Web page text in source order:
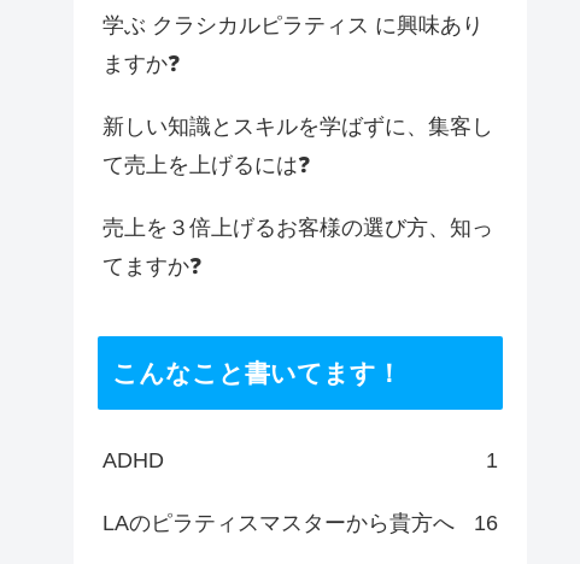
学ぶ クラシカルピラティス に興味あり
ますか❓
新しい知識とスキルを学ばずに、集客し
て売上を上げるには❓
売上を３倍上げるお客様の選び方、知っ
てますか❓
こんなこと書いてます！
ADHD 1
LAのピラティスマスターから貴方へ 16